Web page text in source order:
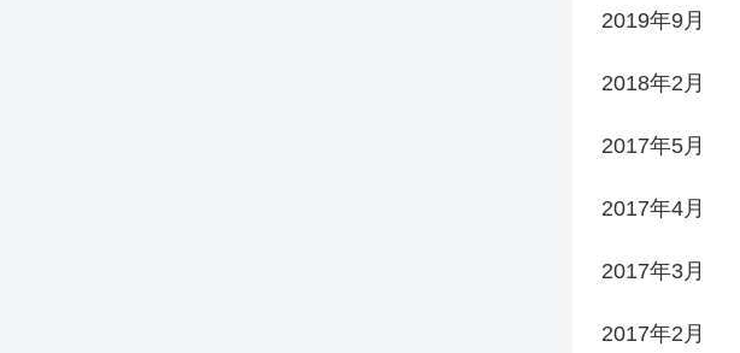
2019年9月
2018年2月
2017年5月
2017年4月
2017年3月
2017年2月